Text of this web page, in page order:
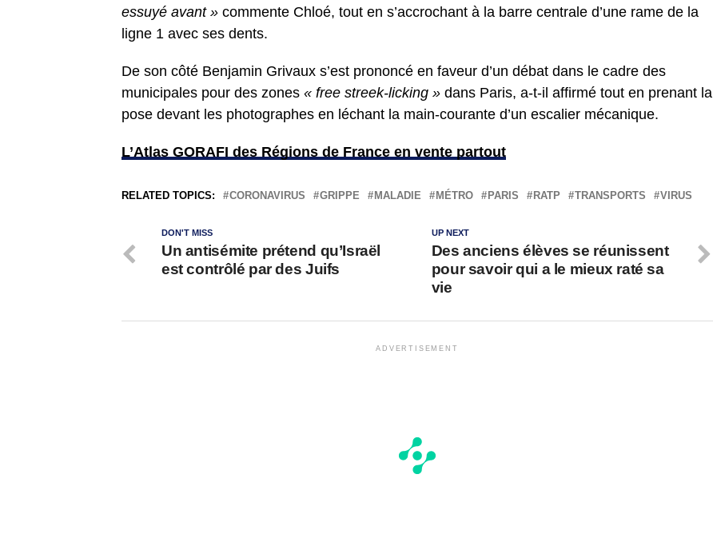
essuyé avant » commente Chloé, tout en s’accrochant à la barre centrale d’une rame de la
ligne 1 avec ses dents.
De son côté Benjamin Grivaux s’est prononcé en faveur d’un débat dans le cadre des
municipales pour des zones « free streek-licking » dans Paris, a-t-il affirmé tout en prenant la
pose devant les photographes en léchant la main-courante d’un escalier mécanique.
L’Atlas GORAFI des Régions de France en vente partout
RELATED TOPICS: CORONAVIRUS GRIPPE MALADIE MÉTRO PARIS RATP TRANSPORTS VIRUS
UP NEXT
Des anciens élèves se réunissent
pour savoir qui a le mieux raté sa
vie
DON'T MISS
Un antisémite prétend qu’Israël
est contrôlé par des Juifs
ADVERTISEMENT